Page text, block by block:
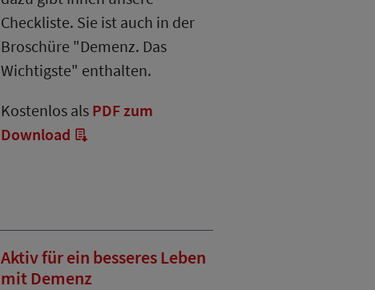
Checkliste. Sie ist auch in der
Broschüre "Demenz. Das
Wichtigste" enthalten.
Kostenlos als PDF zum
Download
Aktiv für ein besseres Leben
mit Demenz